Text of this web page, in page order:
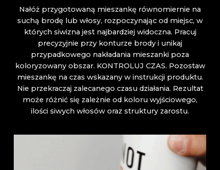
Nałóż przygotowaną mieszankę równomiernie na
suchą brodę lub włosy, rozpoczynając od miejsc, w
których siwizna jest najbardziej widoczna. Pracuj
precyzyjnie przy konturze brody i unikaj
przypadkowego nakładania mieszanki poza
koloryzowany obszar. KONTROLUJ CZAS. Pozostaw
mieszankę na czas wskazany w instrukcji produktu.
Nie przekraczaj zalecanego czasu działania. Rezultat
może różnić się zależnie od koloru wyjściowego,
ilości siwych włosów oraz struktury zarostu.